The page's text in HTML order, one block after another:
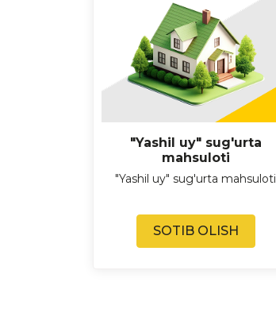
"Yashil uy" sug'urta
mahsuloti
"Yashil uy" sug'urta mahsuloti
SOTIB OLISH